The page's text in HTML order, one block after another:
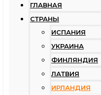
ГЛАВНАЯ
СТРАНЫ
ИСПАНИЯ
УКРАИНА
ФИНЛЯНДИЯ
ЛАТВИЯ
ИРЛАНДИЯ